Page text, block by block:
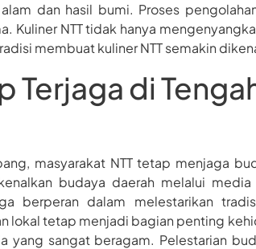
dan hasil bumi. Proses
Kuliner NTT tidak hanya
membuat kuliner NTT semakin
Terjaga di
masyarakat NTT tetap menjaga
budaya daerah melalui
berperan dalam melestarikan
lokal tetap menjadi bagian penting
yang sangat beragam. Pelestarian